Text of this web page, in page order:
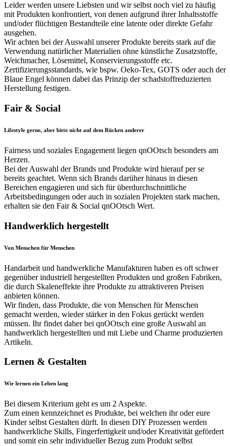
Leider werden unsere Liebsten und wir selbst noch viel zu häufig
mit Produkten konfrontiert, von denen aufgrund ihrer Inhaltsstoffe
und/oder flüchtigen Bestandteile eine latente oder direkte Gefahr
ausgehen.
Wir achten bei der Auswahl unserer Produkte bereits stark auf die
Verwendung natürlicher Materialien ohne künstliche Zusatzstoffe,
Weichmacher, Lösemittel, Konservierungsstoffe etc.
Zertifizierungsstandards, wie bspw. Oeko-Tex, GOTS oder auch der
Blaue Engel können dabei das Prinzip der schadstoffreduzierten
Herstellung festigen.
Fair & Social
Lifestyle gerne, aber bitte nicht auf dem Rücken anderer
Fairness und soziales Engagement liegen qnOOtsch besonders am
Herzen.
Bei der Auswahl der Brands und Produkte wird hierauf per se
bereits geachtet. Wenn sich Brands darüher hinaus in diesen
Bereichen engagieren und sich für überdurchschnittliche
Arbeitsbedingungen oder auch in sozialen Projekten stark machen,
erhalten sie den Fair & Social qnOOtsch Wert.
Handwerklich hergestellt
Von Menschen für Menschen
Handarbeit und handwerkliche Manufakturen haben es oft schwer
gegenüber industriell hergestellten Produkten und großen Fabriken,
die durch Skaleneffekte ihre Produkte zu attraktiveren Preisen
anbieten können.
Wir finden, dass Produkte, die von Menschen für Menschen
gemacht werden, wieder stärker in den Fokus gerückt werden
müssen. Ihr findet daher bei qnOOtsch eine große Auswahl an
handwerklich hergestellten und mit Liebe und Charme produzierten
Artikeln.
Lernen & Gestalten
Wir lernen ein Leben lang
Bei diesem Kriterium geht es um 2 Aspekte.
Zum einen kennzeichnet es Produkte, bei welchen ihr oder eure
Kinder selbst Gestalten dürft. In diesen DIY Prozessen werden
handwerkliche Skills, Fingerfertigkeit und/oder Kreativität gefördert
und somit ein sehr individueller Bezug zum Produkt selbst